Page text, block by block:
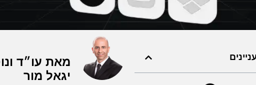
מאת עו״ד
יגאל מור